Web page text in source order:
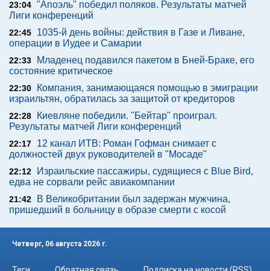
23:04 "Апоэль" победил поляков. Результаты матчей
Лиги конференций
22:45
1035-й день войны: действия в Газе и Ливане,
операции в Иудее и Самарии
22:33
Младенец подавился пакетом в Бней-Браке, его
состояние критическое
22:30
Компания, занимающаяся помощью в эмиграции
израильтян, обратилась за защитой от кредиторов
22:28
Киевляне победили. "Бейтар" проиграл.
Результаты матчей Лиги конференций
22:17
12 канал ИТВ: Роман Гофман снимает с
должностей двух руководителей в "Мосаде"
22:12
Израильские пассажиры, судящиеся с Blue Bird,
едва не сорвали рейс авиакомпании
21:42
В Великобритании был задержан мужчина,
пришедший в больницу в образе смерти с косой
Четверг, 06 августа 2026 г.